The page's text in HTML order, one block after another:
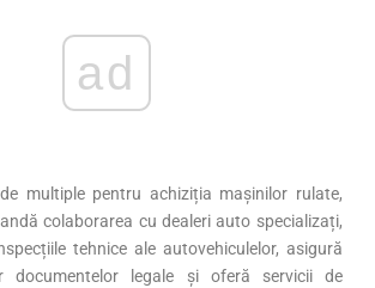
ad
multiple pentru achiziția mașinilor rulate,
colaborarea cu dealeri auto specializați,
tehnice ale autovehiculelor, asigură
documentelor legale și oferă servicii de